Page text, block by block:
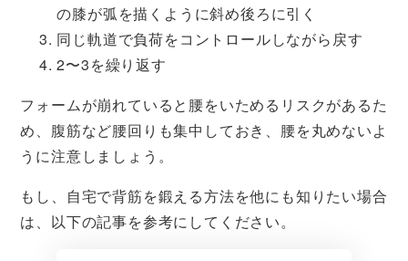
の膝が弧を描くように斜め後ろに引く
同じ軌道で負荷をコントロールしながら戻す
2〜3を繰り返す
フォームが崩れていると腰をいためるリスクがあるた
め、腹筋など腰回りも集中しておき、腰を丸めないよ
うに注意しましょう。
もし、自宅で背筋を鍛える方法を他にも知りたい場合
は、以下の記事を参考にしてください。